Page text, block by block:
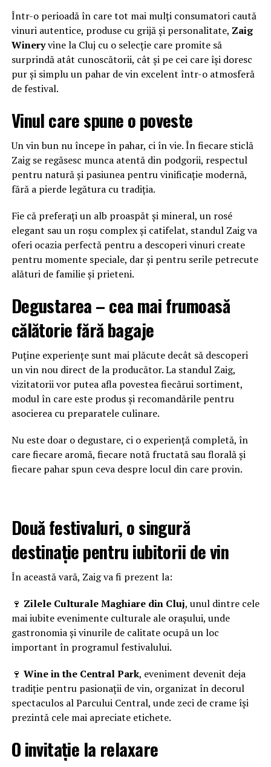
Într-o perioadă în care tot mai mulți consumatori caută
vinuri autentice, produse cu grijă și personalitate, Zaig
Wineryvine la Cluj cu o selecție care promite să
surprindă atât cunoscătorii, cât și pe cei care își doresc
pur și simplu un pahar de vin excelent într-o atmosferă
de festival.
Vinul care spune o poveste
Un vin bun nu începe în pahar, ci în vie. În fiecare sticlă
Zaig se regăsesc munca atentă din podgorii, respectul
pentru natură și pasiunea pentru vinificație modernă,
fără a pierde legătura cu tradiția.
Fie că preferați un alb proaspăt și mineral, un rosé
elegant sau un roșu complex și catifelat, standul Zaig va
oferi ocazia perfectă pentru a descoperi vinuri create
pentru momente speciale, dar și pentru serile petrecute
alături de familie și prieteni.
Degustarea – cea mai frumoasă
călătorie fără bagaje
Puține experiențe sunt mai plăcute decât să descoperi
un vin nou direct de la producător. La standul Zaig,
vizitatorii vor putea afla povestea fiecărui sortiment,
modul în care este produs și recomandările pentru
asocierea cu preparatele culinare.
Nu este doar o degustare, ci o experiență completă, în
care fiecare aromă, fiecare notă fructată sau florală și
fiecare pahar spun ceva despre locul din care provin.
Două festivaluri, o singură
destinație pentru iubitorii de vin
În această vară, Zaig va fi prezent la:
🍷 Zilele Culturale Maghiare din Cluj, unul dintre cele
mai iubite evenimente culturale ale orașului, unde
gastronomia și vinurile de calitate ocupă un loc
important în programul festivalului.
🍷 Wine in the Central Park, eveniment devenit deja
tradiție pentru pasionații de vin, organizat în decorul
spectaculos al Parcului Central, unde zeci de crame își
prezintă cele mai apreciate etichete.
O invitație la relaxare